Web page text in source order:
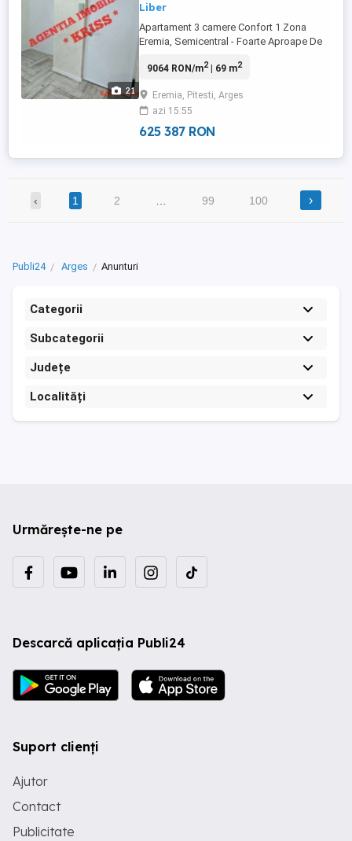
21
Liber
Apartament 3 camere Confort 1 Zona
Eremia, Semicentral - Foarte Aproape De
Renovare Integrală Mobilat & Utilat
prezentăm un apartament de 3 camere
situat într-una dintre cele mai apreciate ...
9064 RON/m2| 69 m2
Eremia, Pitesti, Arges
azi 15:55
625 387 RON
‹ 1 2 99 100 ›
Publi24 Arges Anunturi
Categorii
Subcategorii
Județe
Localități
Urmărește-ne pe
Descarcă aplicația Publi24
Suport clienți
Ajutor
Contact
Publicitate